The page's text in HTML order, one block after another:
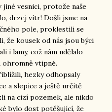
jiné vesnici, protože naše
drzej vítr! Došli jsme na
pole, proklestili se
že kousek od nás jsou býci
i lamy, což nám udělalo
vtipné.
hezky odhopsaly
a slepice a ještě určitě
na cizí pozemek, ale nikdo
bylo dost potěšující, že